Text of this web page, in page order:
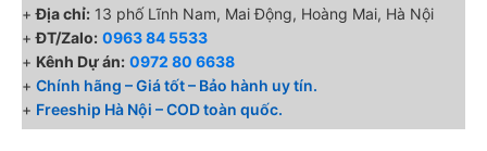
+Địa chỉ: 13 phố Lĩnh Nam, Mai Động, Hoàng Mai, Hà Nội
+ĐT/Zalo: 0963 84 5533
+ Kênh Dự án: 0972 80 6638
+ Chính hãng – Giá tốt – Bảo hành uy tín.
+ Freeship Hà Nội – COD toàn quốc.